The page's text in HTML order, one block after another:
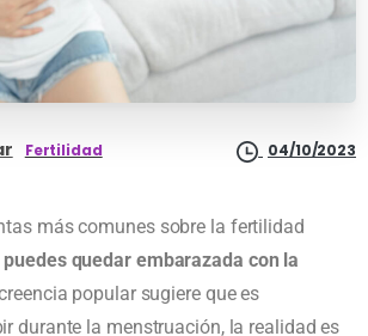
Fertilidad 04/10/2023
más comunes sobre la fertilidad
puedes quedar embarazada con la
popular sugiere que es
durante la menstruación, la realidad es